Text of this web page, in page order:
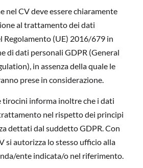
nel CV deve essere chiaramente
al trattamento dei dati
Regolamento (UE) 2016/679 in
di dati personali GDPR (General
in assenza della quale le
prese in considerazione.
tirocini informa inoltre che i dati
nel rispetto dei principi
dettati dal suddetto GDPR. Con
si autorizza lo stesso ufficio alla
ente indicata/o nel riferimento.